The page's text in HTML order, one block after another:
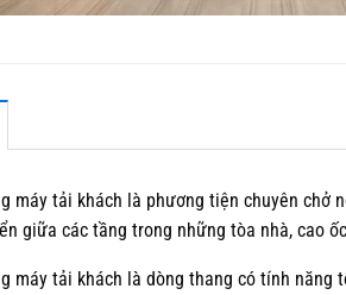
máy tải khách là phương tiện chuyên
giữa các tầng trong những tòa nhà, cao
máy tải khách là dòng thang có tính